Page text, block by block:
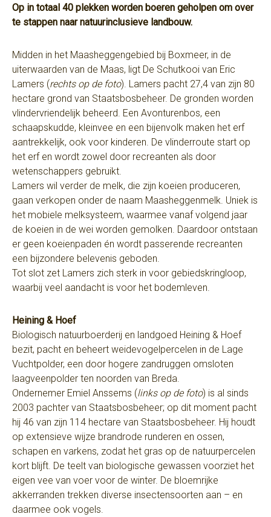
Op in totaal 40 plekken worden boeren geholpen om over
te stappen naar natuurinclusieve landbouw.
Midden in het Maasheggengebied bij Boxmeer, in de
uiterwaarden van de Maas, ligt De Schutkooi van Eric
Lamers (rechts op de foto). Lamers pacht 27,4 van zijn 80
hectare grond van Staatsbosbeheer. De gronden worden
vlindervriendelijk beheerd. Een Avonturenbos, een
schaapskudde, kleinvee en een bijenvolk maken het erf
aantrekkelijk, ook voor kinderen. De vlinderroute start op
het erf en wordt zowel door recreanten als door
wetenschappers gebruikt.
Lamers wil verder de melk, die zijn koeien produceren,
gaan verkopen onder de naam Maasheggenmelk. Uniek is
het mobiele melksysteem, waarmee vanaf volgend jaar
de koeien in de wei worden gemolken. Daardoor ontstaan
er geen koeienpaden én wordt passerende recreanten
een bijzondere belevenis geboden.
Tot slot zet Lamers zich sterk in voor gebiedskringloop,
waarbij veel aandacht is voor het bodemleven.
Heining & Hoef
Biologisch natuurboerderij en landgoed Heining & Hoef
bezit, pacht en beheert weidevogelpercelen in de Lage
Vuchtpolder, een door hogere zandruggen omsloten
laagveenpolder ten noorden van Breda.
Ondernemer Emiel Anssems (links op de foto) is al sinds
2003 pachter van Staatsbosbeheer; op dit moment pacht
hij 46 van zijn 114 hectare van Staatsbosbeheer. Hij houdt
op extensieve wijze brandrode runderen en ossen,
schapen en varkens, zodat het gras op de natuurpercelen
kort blijft. De teelt van biologische gewassen voorziet het
eigen vee van voer voor de winter. De bloemrijke
akkerranden trekken diverse insectensoorten aan – en
daarmee ook vogels.